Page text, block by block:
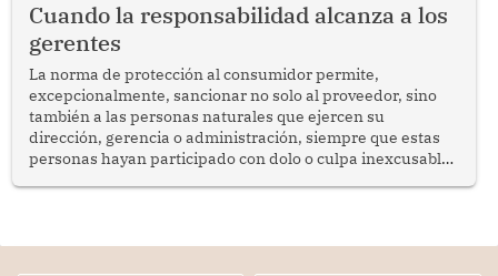
Cuando la responsabilidad alcanza a los
gerentes
La norma de protección al consumidor permite,
excepcionalmente, sancionar no solo al proveedor, sino
también a las personas naturales que ejercen su
dirección, gerencia o administración, siempre que estas
personas hayan participado con dolo o culpa inexcusable
por la frustrada realización de un meet and greet con